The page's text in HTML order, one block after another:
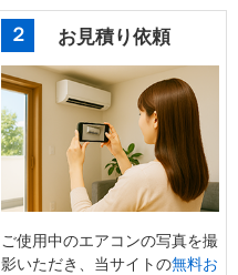
２ お見積り依頼
ご使用中のエアコンの写真を撮
影いただき、当サイトの無料お